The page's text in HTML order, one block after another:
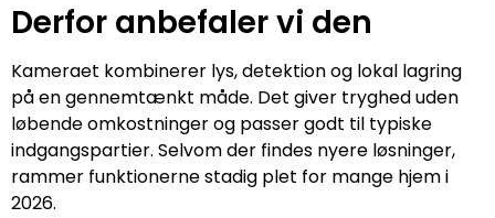
Derfor anbefaler vi den
Kameraet kombinerer lys, detektion og lokal lagring
på en gennemtænkt måde. Det giver tryghed uden
løbende omkostninger og passer godt til typiske
indgangspartier. Selvom der findes nyere løsninger,
rammer funktionerne stadig plet for mange hjem i
2026.